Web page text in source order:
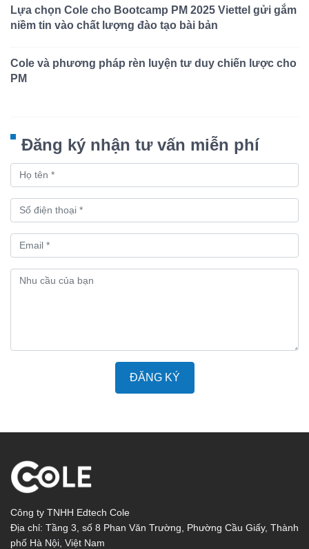
Lựa chọn Cole cho Bootcamp PM 2025 Viettel gửi gắm
niềm tin vào chất lượng đào tạo bài bản
Cole và phương pháp rèn luyện tư duy chiến lược cho
PM
Đăng ký nhận tư vấn miễn phí
ĐĂNG KÝ
Công ty TNHH Edtech Cole
Địa chỉ: Tầng 3, số 8 Phan Văn Trường, Phường Cầu Giấy, Thành
phố Hà Nội, Việt Nam